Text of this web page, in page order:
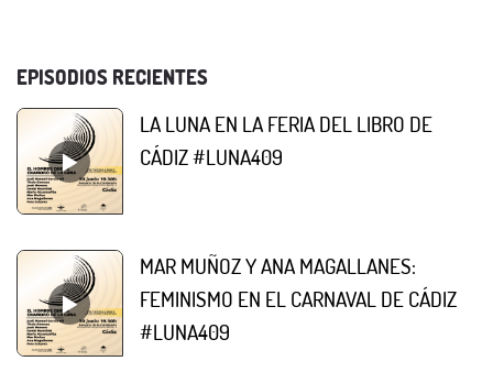
EPISODIOS RECIENTES
LA LUNA EN LA FERIA DEL LIBRO DE
CÁDIZ #LUNA409
MAR MUÑOZ Y ANA MAGALLANES:
FEMINISMO EN EL CARNAVAL DE CÁDIZ
#LUNA409